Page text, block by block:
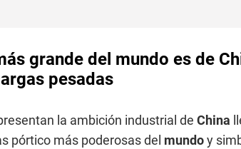
grande del mundo es de
pesadas
la ambición industrial de China
pórtico más poderosas del mundoy